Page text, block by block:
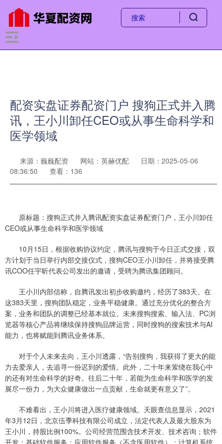
配资实盘证券配资门户 搜狗正式并入腾
讯，王小川卸任CEO或从事生命科学和
医学领域
来源：巍巍配资 网站：英赫优配
日期：2025-05-06
08:36:50
查看：136
原标题：搜狗正式并入腾讯配资实盘证券配资门户，王小川卸任
CEO或从事生命科学和医学领域
10月15日，根据收购协议约定，腾讯与搜狗于今日正式交接，双
方计划于当日举行内部交接仪式，搜狗CEO王小川卸任，并将接受腾
讯COO任宇昕代表公司发出的邀请，受聘为腾讯集团顾问。
王小川内部信称，自腾讯发出初步收购邀约，经历了383天。在
这383天里，搜狗团队稳定，业务平稳健康。通过充分优化的整合方
案，业务和团队的调整已经基本就位。未来搜狗搜索、输入法、PC浏
览器等核心产品将继续保持搜狗品牌运营，同时搜狗的搜索技术与AI
能力，也将赋能到腾讯业务体系。
对于个人未来去向，王小川透露，“告别搜狗，我获得了更大的能
力去爱亲人，去追寻一份迟到的爱情。此外，二十年来萦绕在我心中
的还有对生命科学的好奇。往后二十年，若能为生命科学和医学的发
展尽一份力，为大众健康做出一点贡献，生命就更有意义了”。
不难看出，王小川将进入医疗健康领域。天眼查信息显示，2021
年3月12日，北京伍季科技有限公司成立，法定代表人及最大股东为
王小川，持股比例100%。公司经营范围含技术开发、技术咨询；软件
开发；基础软件服务；应用软件服务（不含医用软件）；计算机系统